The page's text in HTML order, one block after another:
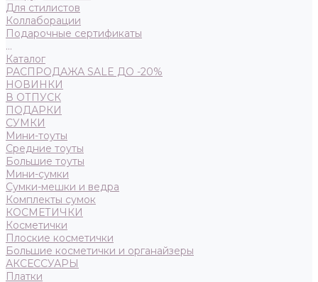
Для стилистов
Коллаборации
Подарочные сертификаты
...
Каталог
РАСПРОДАЖА SALE ДО -20%
НОВИНКИ
В ОТПУСК
ПОДАРКИ
СУМКИ
Мини-тоуты
Средние тоуты
Большие тоуты
Мини-сумки
Сумки-мешки и ведра
Комплекты сумок
КОСМЕТИЧКИ
Косметички
Плоские косметички
Большие косметички и органайзеры
АКСЕССУАРЫ
Платки